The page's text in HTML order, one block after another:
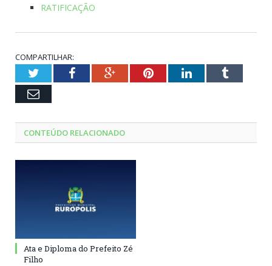
RATIFICAÇÃO
COMPARTILHAR:
TwitterFacebookGoogle+PinterestLinkedInTumblr
Email
CONTEÚDO RELACIONADO
Ata e Diploma do Prefeito Zé
Filho